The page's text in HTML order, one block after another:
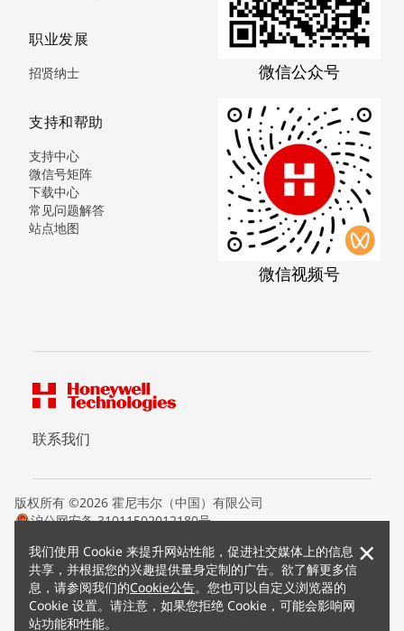
我们使用 Cookie 来提升网站性能，促进社交媒体上的信息
共享，并根据您的兴趣提供量身定制的广告。欲了解更多信
息，请参阅我们的Cookie公告。您也可以自定义浏览器的
Cookie 设置。请注意，如果您拒绝 Cookie，可能会影响网
站功能和性能。
×
职业发展
招贤纳士
支持和帮助
支持中心
微信号矩阵
下载中心
常见问题解答
站点地图
微信公众号
微信视频号
联系我们
版权所有 ©2026 霍尼韦尔（中国）有限公司
沪公网安备 31011502012180号
条款条约
隐私声明
您的隐私选项
霍尼韦尔科技Cookie通知